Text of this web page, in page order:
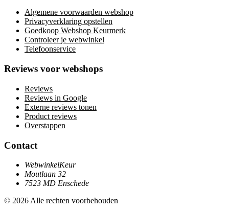
Algemene voorwaarden webshop
Privacyverklaring opstellen
Goedkoop Webshop Keurmerk
Controleer je webwinkel
Telefoonservice
Reviews voor webshops
Reviews
Reviews in Google
Externe reviews tonen
Product reviews
Overstappen
Contact
WebwinkelKeur
Moutlaan 32
7523 MD Enschede
© 2026 Alle rechten voorbehouden